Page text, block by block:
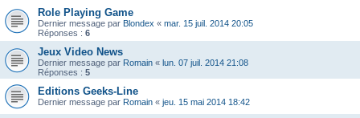
Role Playing Game
Dernier message par Blondex « mar. 15 juil. 2014 20:05
Réponses : 6
Jeux Video News
Dernier message par Romain « lun. 07 juil. 2014 21:08
Réponses : 5
Editions Geeks-Line
Dernier message par Romain « jeu. 15 mai 2014 18:42